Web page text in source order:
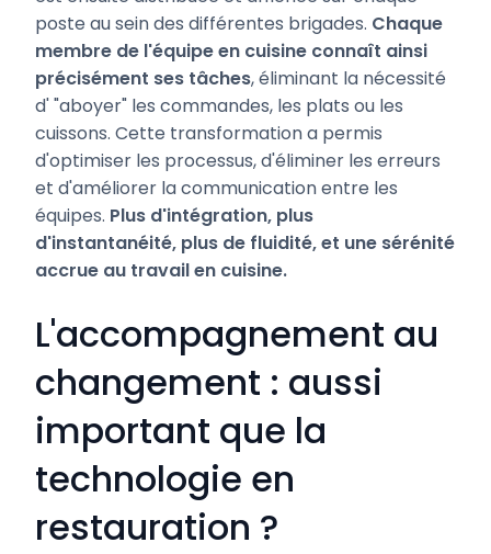
poste au sein des différentes brigades. Chaque
membre de l'équipe en cuisine connaît ainsi
précisément ses tâches, éliminant la nécessité
d' "aboyer" les commandes, les plats ou les
cuissons. Cette transformation a permis
d'optimiser les processus, d'éliminer les erreurs
et d'améliorer la communication entre les
équipes. Plus d'intégration, plus
d'instantanéité, plus de fluidité, et une sérénité
accrue au travail en cuisine.
L'accompagnement au
changement : aussi
important que la
technologie en
restauration ?